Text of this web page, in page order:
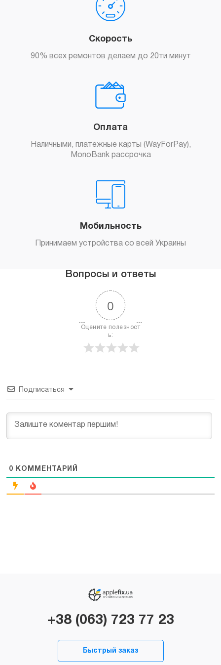
Скорость
90% всех ремонтов делаем до 20ти минут
Оплата
Наличными, платежные карты (WayForPay),
MonoBank рассрочка
Мобильность
Принимаем устройства со всей Украины
Вопросы и ответы
0
Оцените полезност
ь:
Подписаться
0 КОММЕНТАРИЙ
+38 (063) 723 77 23
Быстрый заказ